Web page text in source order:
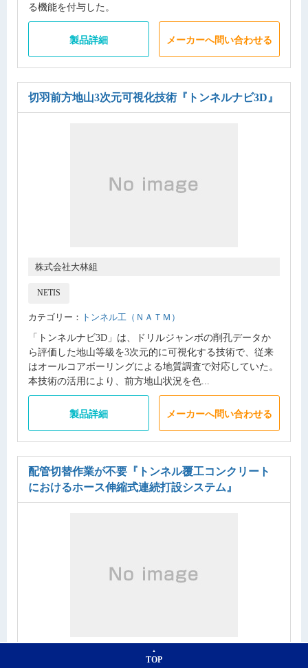
る機能を付与した。
製品詳細 メーカーへ問い合わせる
切羽前方地山3次元可視化技術 『トンネルナビ3D』
株式会社大林組
NETIS
カテゴリー： トンネル工（ＮＡＴＭ）
「トンネルナビ3D」は、ドリルジャンボの削孔データか
ら評価した地山等級を3次元的に可視化する技術で、従来
はオールコアボーリングによる地質調査で対応していた。
本技術の活用により、前方地山状況を色...
製品詳細 メーカーへ問い合わせる
配管切替作業が不要 『トンネル覆工コンクリート
におけるホース伸縮式連続打設システム』
TOP